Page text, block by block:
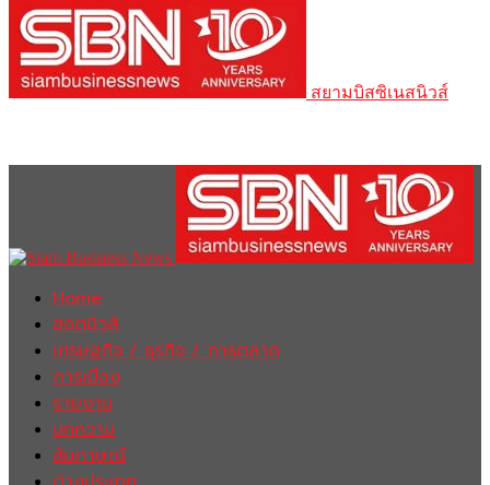
สยามบิสซิเนสนิวส์
Home
ฮอตนิวส์
เศรษฐกิจ / ธุรกิจ / การตลาด
การเมือง
รายงาน
บทความ
สัมภาษณ์